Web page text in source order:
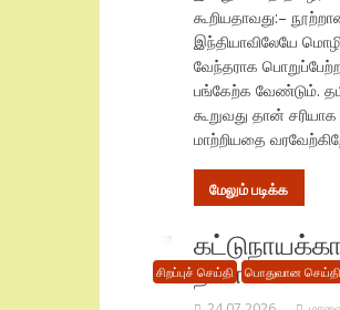
கூறியதாவது:–
இந்தியாவிலேயே
வேந்தராக
பங்கேற்க வேண்டும்.
கூறுவது தான்
மாற்றியதை
மேலும் படிக்க
சிறப்புச் செய்தி பொதுவான
நாள்